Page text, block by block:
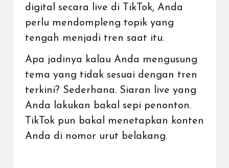
digital
secara live di TikTok, Anda
perlu mendompleng topik yang
tengah menjadi tren saat itu.
Apa jadinya kalau Anda mengusung
tema yang tidak sesuai dengan tren
terkini? Sederhana. Siaran live yang
Anda lakukan bakal sepi penonton.
TikTok pun bakal menetapkan konten
Anda di nomor urut belakang.